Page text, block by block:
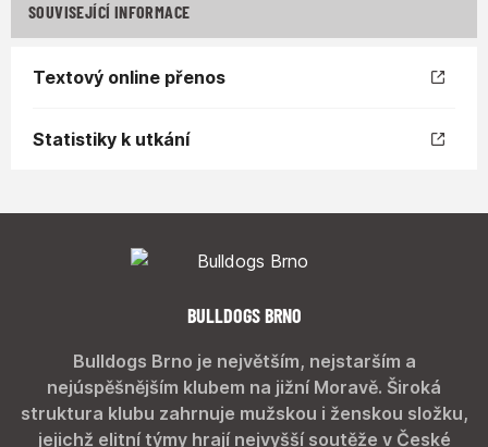
SOUVISEJÍCÍ INFORMACE
Textový online přenos
Statistiky k utkání
BULLDOGS BRNO
Bulldogs Brno je největším, nejstarším a
nejúspěšnějším klubem na jižní Moravě. Široká
struktura klubu zahrnuje mužskou i ženskou složku,
jejichž elitní týmy hrají nejvyšší soutěže v České